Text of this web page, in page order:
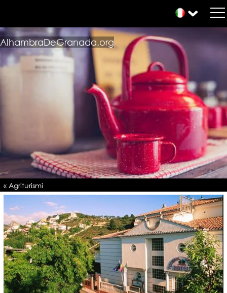
AlhambraDeGranada.org
« Agriturismi